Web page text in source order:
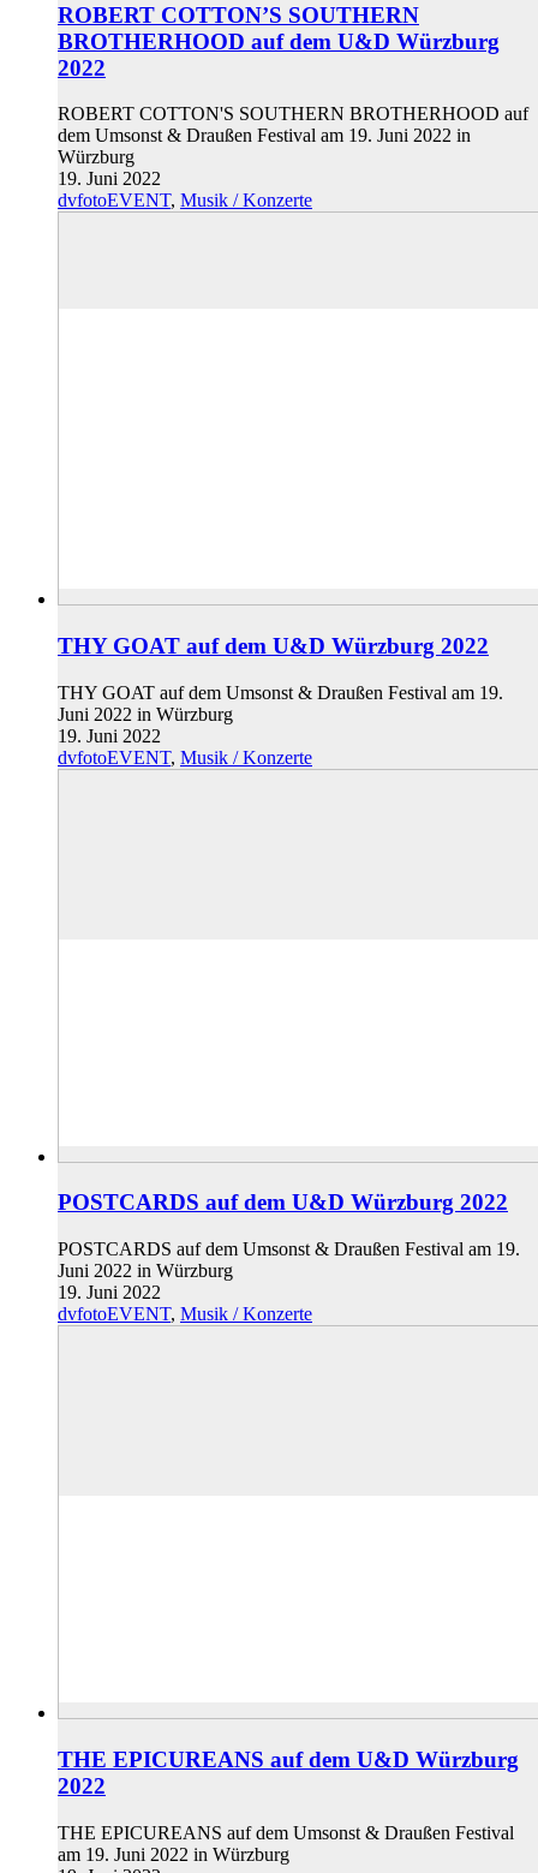
ROBERT COTTON’S SOUTHERN
BROTHERHOOD auf dem U&D Würzburg
2022
ROBERT COTTON'S SOUTHERN BROTHERHOOD auf
dem Umsonst & Draußen Festival am 19. Juni 2022 in
Würzburg
19. Juni 2022
dvfotoEVENT, Musik / Konzerte
THY GOAT auf dem U&D Würzburg 2022
THY GOAT auf dem Umsonst & Draußen Festival am 19.
Juni 2022 in Würzburg
19. Juni 2022
dvfotoEVENT, Musik / Konzerte
POSTCARDS auf dem U&D Würzburg 2022
POSTCARDS auf dem Umsonst & Draußen Festival am 19.
Juni 2022 in Würzburg
19. Juni 2022
dvfotoEVENT, Musik / Konzerte
THE EPICUREANS auf dem U&D Würzburg
2022
THE EPICUREANS auf dem Umsonst & Draußen Festival
am 19. Juni 2022 in Würzburg